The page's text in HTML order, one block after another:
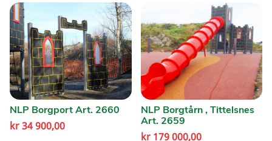
NLP Borgport Art. 2660
kr34 900,00
NLP Borgtårn , Tittelsnes
Art. 2659
kr179 000,00